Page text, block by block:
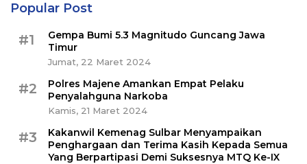
Popular Post
#1
Gempa Bumi 5.3 Magnitudo Guncang Jawa
Timur
Jumat, 22 Maret 2024
#2
Polres Majene Amankan Empat Pelaku
Penyalahguna Narkoba
Kamis, 21 Maret 2024
#3
Kakanwil Kemenag Sulbar Menyampaikan
Penghargaan dan Terima Kasih Kepada Semua
Yang Berpartipasi Demi Suksesnya MTQ Ke-IX